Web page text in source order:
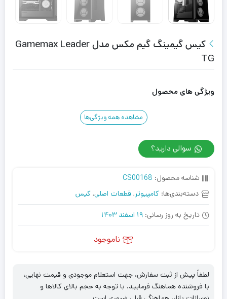
کیس گیمینگ گیم مکس مدل Gamemax Leader
TG
ویژگی های محصول
مشاهده همه ویژگی‌ها
سوالی دارید؟
شناسه محصول: CS00168
دسته‌بندی‌ها: کامپیوتر, قطعات اصلی, کیس
تاریخ به روز رسانی: 19 اسفند 1403
ناموجود
لطفاً پیش از ثبت سفارش، جهت استعلام موجودی و قیمت نهایی،
با فروشنده هماهنگ فرمایید. با توجه به حجم بالای کالاها و